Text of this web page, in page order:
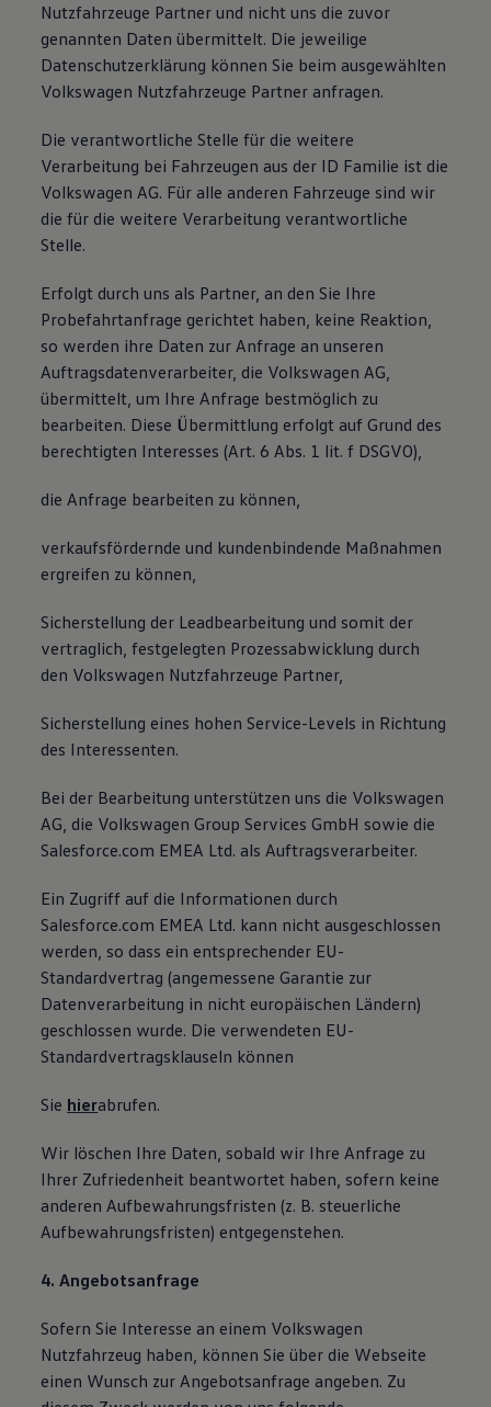
Nutzfahrzeuge Partner und nicht uns die zuvor
genannten Daten übermittelt. Die jeweilige
Datenschutzerklärung können Sie beim ausgewählten
Volkswagen Nutzfahrzeuge Partner anfragen.
Die verantwortliche Stelle für die weitere
Verarbeitung bei Fahrzeugen aus der ID Familie ist die
Volkswagen AG. Für alle anderen Fahrzeuge sind wir
die für die weitere Verarbeitung verantwortliche
Stelle.
Erfolgt durch uns als Partner, an den Sie Ihre
Probefahrtanfrage gerichtet haben, keine Reaktion,
so werden ihre Daten zur Anfrage an unseren
Auftragsdatenverarbeiter, die Volkswagen AG,
übermittelt, um Ihre Anfrage bestmöglich zu
bearbeiten. Diese Übermittlung erfolgt auf Grund des
berechtigten Interesses (Art. 6 Abs. 1 lit. f DSGVO),
die Anfrage bearbeiten zu können,
verkaufsfördernde und kundenbindende Maßnahmen
ergreifen zu können,
Sicherstellung der Leadbearbeitung und somit der
vertraglich, festgelegten Prozessabwicklung durch
den Volkswagen Nutzfahrzeuge Partner,
Sicherstellung eines hohen Service-Levels in Richtung
des Interessenten.
Bei der Bearbeitung unterstützen uns die Volkswagen
AG, die Volkswagen Group Services GmbH sowie die
Salesforce.com EMEA Ltd. als Auftragsverarbeiter.
Ein Zugriff auf die Informationen durch
Salesforce.com EMEA Ltd. kann nicht ausgeschlossen
werden, so dass ein entsprechender EU-
Standardvertrag (angemessene Garantie zur
Datenverarbeitung in nicht europäischen Ländern)
geschlossen wurde. Die verwendeten EU-
Standardvertragsklauseln können
Sie hierabrufen.
Wir löschen Ihre Daten, sobald wir Ihre Anfrage zu
Ihrer Zufriedenheit beantwortet haben, sofern keine
anderen Aufbewahrungsfristen (z. B. steuerliche
Aufbewahrungsfristen) entgegenstehen.
4. Angebotsanfrage
Sofern Sie Interesse an einem Volkswagen
Nutzfahrzeug haben, können Sie über die Webseite
einen Wunsch zur Angebotsanfrage angeben. Zu